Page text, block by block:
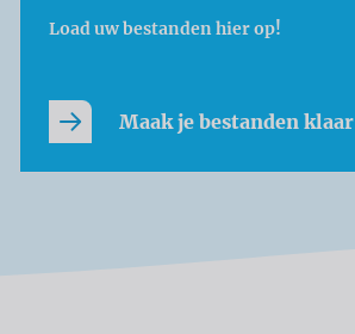
Load uw bestanden hier op!
Maak je bestanden klaar